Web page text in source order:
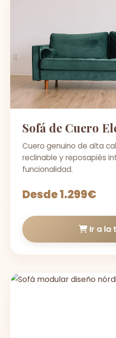
Sofá de Cuero
Cuero genuino de alta
reclinable y reposapiés
funcionalidad.
Desde 1.299€
Ir a la